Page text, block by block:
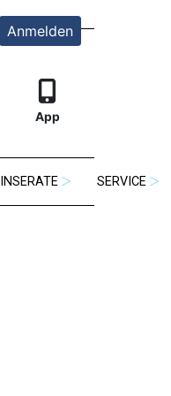
Anmelden
App
INSERATE SERVICE